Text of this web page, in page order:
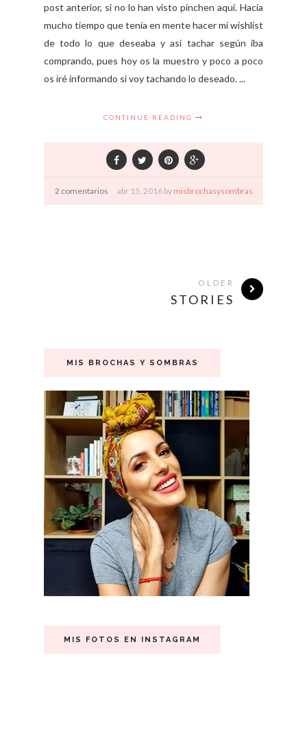
post anterior, si no lo han visto pinchen aquí. Hacía
mucho tiempo que tenía en mente hacer mi wishlist
de todo lo que deseaba y así tachar según iba
comprando, pues hoy os la muestro y poco a poco
os iré informando si voy tachando lo deseado. ...
CONTINUE READING
2 comentarios abr 15, 2016 by misbrochasysombras
OLDER
STORIES
MIS BROCHAS Y SOMBRAS
MIS FOTOS EN INSTAGRAM